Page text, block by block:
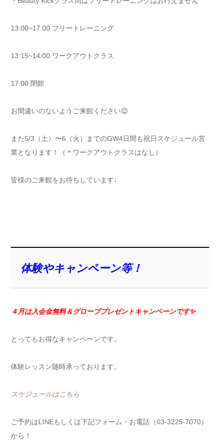
13:00~17:00 フリートレーニング
13:15~14:00 ワークアウトクラス
17:00 閉館
お間違いのないようご来館ください😌
また5/3（土）〜6（火）までのGW4日間も祝日スケジュール営
業となります！（＊ワークアウトクラスはなし）
皆様のご来館をお待ちしています♩
体験やキャンペーン等！
４月は入会金無料＆グローブプレゼント キャンペーンです✨
とってもお得なキャンペーンです。
体験レッスン随時承っております。
スケジュールはこちら
ご予約はLINEもしくは下記フォーム・お電話（03-3225-7070）
から！